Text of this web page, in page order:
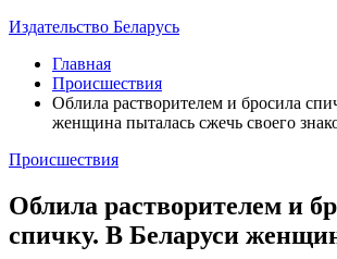
Издательство Беларусь
Главная
Происшествия
Облила растворителем и бросила
женщина пыталась сжечь своего
Происшествия
Облила растворителем и
спичку. В Беларуси